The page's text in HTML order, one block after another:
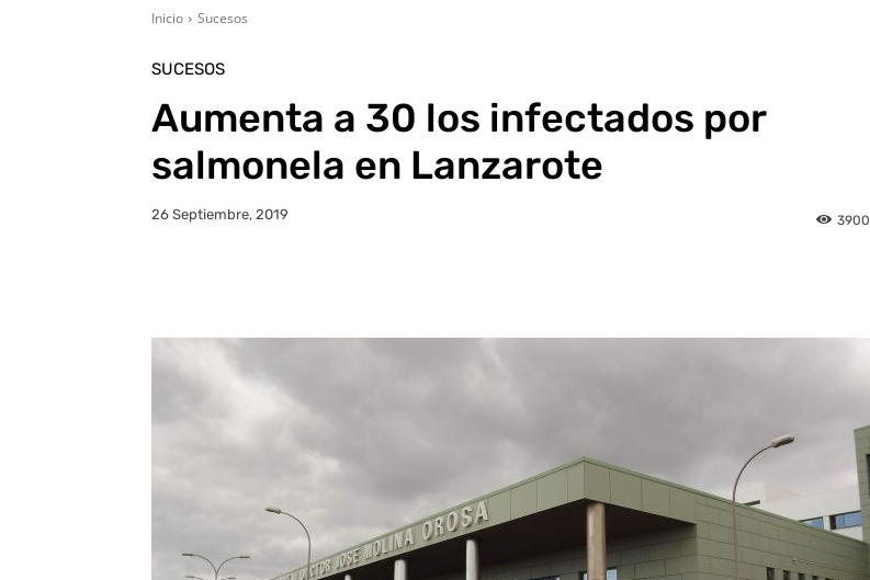
Inicio Sucesos
SUCESOS
Aumenta a 30 los infectados por
salmonela en Lanzarote
26 Septiembre, 2019 3900